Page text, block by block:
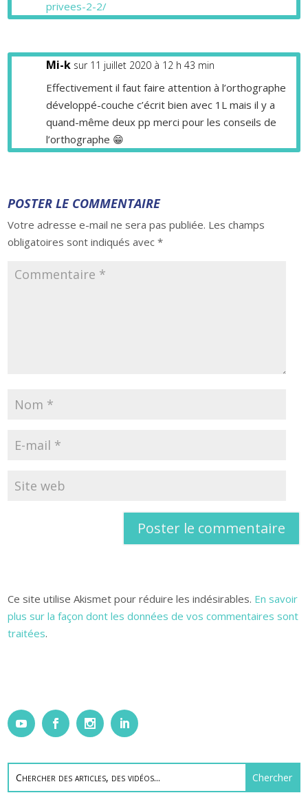
privees-2-2/
Mi-k sur 11 juillet 2020 à 12 h 43 min
Effectivement il faut faire attention à l’orthographe
développé-couche c’écrit bien avec 1L mais il y a
quand-même deux pp merci pour les conseils de
l’orthographe 😁
POSTER LE COMMENTAIRE
Votre adresse e-mail ne sera pas publiée. Les champs
obligatoires sont indiqués avec*
Ce site utilise Akismet pour réduire les indésirables. En savoir
plus sur la façon dont les données de vos commentaires sont
traitées.